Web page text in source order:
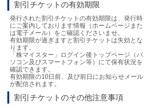
割引チケットの有効期限
発行された割引チケットの有効期限は、発行時
にご案内しております情報（ホームページまた
は電子メール）をご確認くださいませ。
有効期限が過ぎますと割引チケットは失効とな
ります。
「株マイスター」ログイン後トップページ（パ
ソコン及びスマートフォン等）にて保有状況を
確認できます。
有効期限の10日前、及び前日にお知らせメール
が配信されます。
割引チケットのその他注意事項